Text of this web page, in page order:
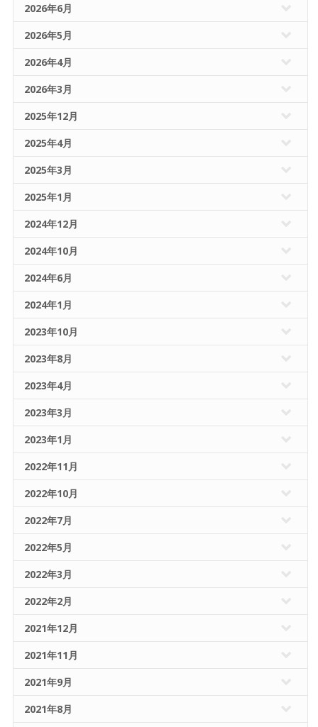
2026年6月
2026年5月
2026年4月
2026年3月
2025年12月
2025年4月
2025年3月
2025年1月
2024年12月
2024年10月
2024年6月
2024年1月
2023年10月
2023年8月
2023年4月
2023年3月
2023年1月
2022年11月
2022年10月
2022年7月
2022年5月
2022年3月
2022年2月
2021年12月
2021年11月
2021年9月
2021年8月